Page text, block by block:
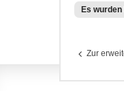
Es
Zur